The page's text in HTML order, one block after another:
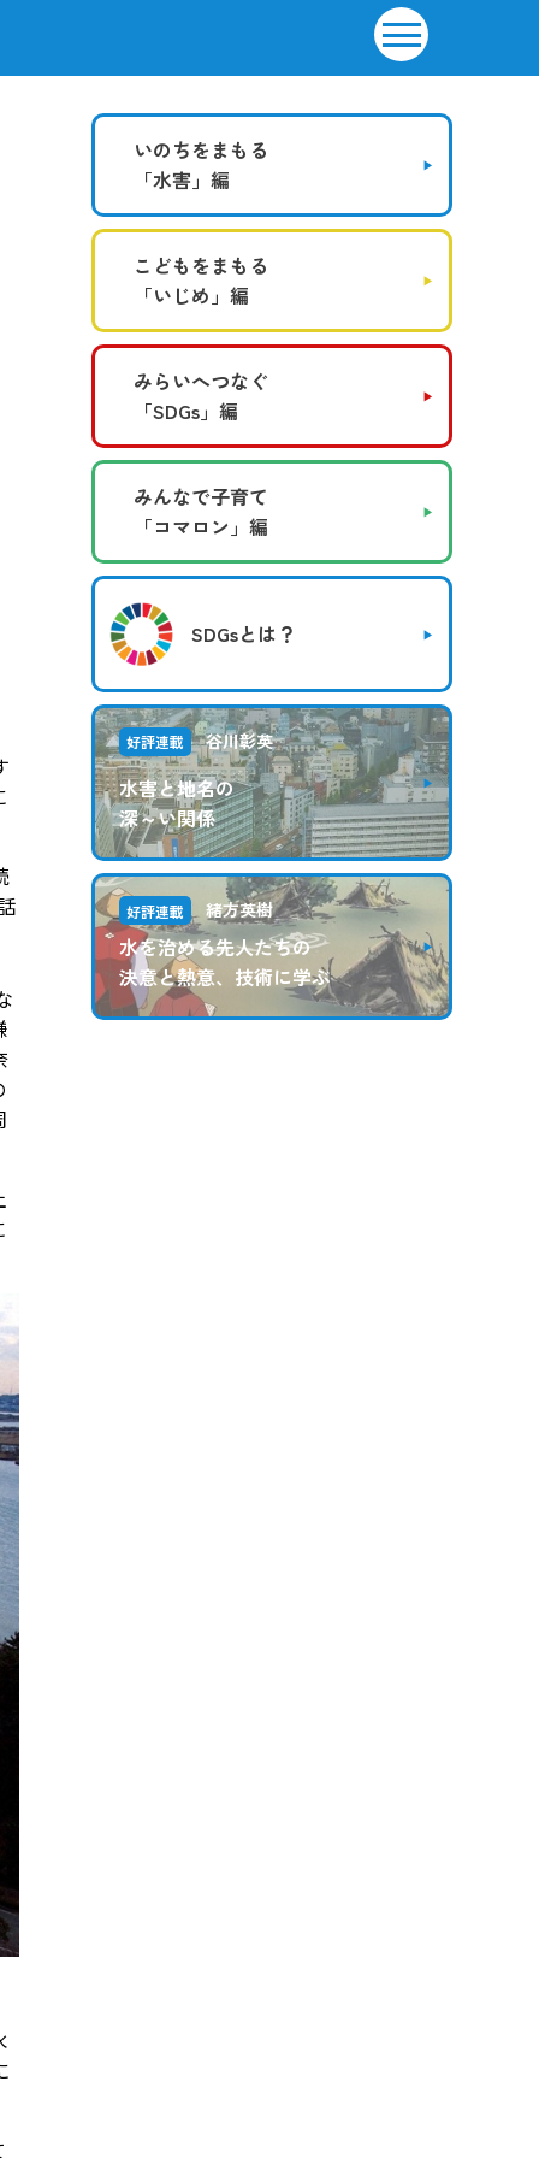
いのちをまもる
「水害」編
こどもをまもる
「いじめ」編
みらいへつなぐ
「SDGs」編
みんなで子育て
「コマロン」編
SDGsとは？
好評連載 谷川彰英
水害と地名の
深～い関係
好評連載 緒方英樹
水を治める先人たちの
決意と熱意、技術に学ぶ